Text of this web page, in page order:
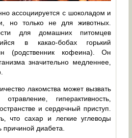
ассоциируется с шоколадом и
но только не для животных.
для домашних питомцев
в какао-бобах горький
(родственник кофеина). Он
значительно медленнее,
лакомства может вызвать
гиперактивность,
и сердечный приступ.
что сахар и легкие углеводы
причиной диабета.